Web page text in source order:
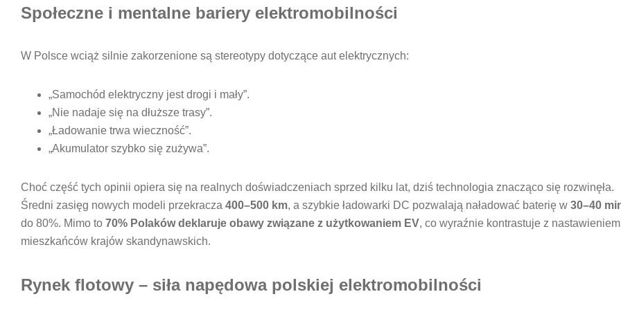
Społeczne i mentalne bariery elektromobilności
W Polsce wciąż silnie zakorzenione są stereotypy dotyczące aut elektrycznych:
„Samochód elektryczny jest drogi i mały”.
„Nie nadaje się na dłuższe trasy”.
„Ładowanie trwa wieczność”.
„Akumulator szybko się zużywa”.
Choć część tych opinii opiera się na realnych doświadczeniach sprzed kilku lat, dziś technologia znacząco się rozwinęła.
Średni zasięg nowych modeli przekracza 400–500 km, a szybkie ładowarki DC pozwalają naładować baterię w 30–40
do 80%. Mimo to 70% Polaków deklaruje obawy związane z użytkowaniem EV, co wyraźnie kontrastuje z nastawieniem
mieszkańców krajów skandynawskich.
Rynek flotowy – siła napędowa polskiej elektromobilności